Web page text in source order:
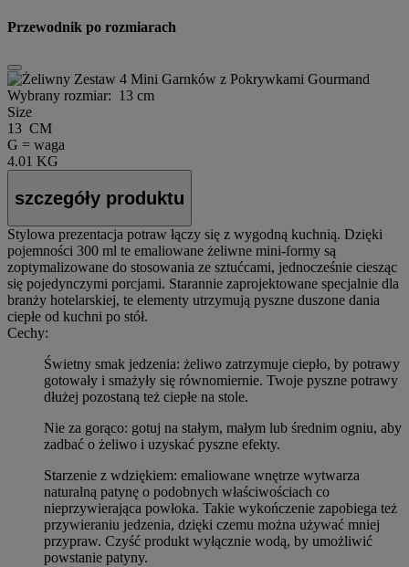
Przewodnik po rozmiarach
Wybrany rozmiar: 13 cm
Size
13 CM
G = waga
4.01 KG
szczegóły produktu
Stylowa prezentacja potraw łączy się z wygodną kuchnią. Dzięki
pojemności 300 ml te emaliowane żeliwne mini-formy są
zoptymalizowane do stosowania ze sztućcami, jednocześnie ciesząc
się pojedynczymi porcjami. Starannie zaprojektowane specjalnie dla
branży hotelarskiej, te elementy utrzymują pyszne duszone dania
ciepłe od kuchni po stół.
Cechy:
Świetny smak jedzenia: żeliwo zatrzymuje ciepło, by potrawy
gotowały i smażyły się równomiernie. Twoje pyszne potrawy
dłużej pozostaną też ciepłe na stole.
Nie za gorąco: gotuj na stałym, małym lub średnim ogniu, aby
zadbać o żeliwo i uzyskać pyszne efekty.
Starzenie z wdziękiem: emaliowane wnętrze wytwarza
naturalną patynę o podobnych właściwościach co
nieprzywierająca powłoka. Takie wykończenie zapobiega też
przywieraniu jedzenia, dzięki czemu można używać mniej
przypraw. Czyść produkt wyłącznie wodą, by umożliwić
powstanie patyny.